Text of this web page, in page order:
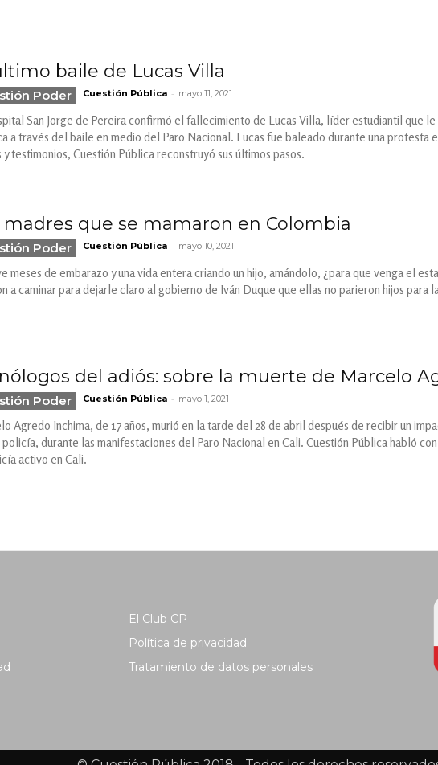
baile de Lucas Villa
Poder Cuestión Pública - mayo 11, 2021
San Jorge de Pereira confirmó el fallecimiento de Lucas Villa, líder estudiantil que
a través del baile en medio del Paro Nacional. Lucas fue baleado durante una protesta
y testimonios, Cuestión Pública reconstruyó sus últimos pasos.
madres que se mamaron en Colombia
Poder Cuestión Pública - mayo 10, 2021
meses de embarazo y una vida entera criando un hijo, amándolo, ¿para que venga el
a caminar para dejarle claro al gobierno de Iván Duque que ellas no parieron hijos para
del adiós: sobre la muerte de Marcelo
Poder Cuestión Pública - mayo 1, 2021
Agredo Inchima, de 17 años, murió en la tarde del 28 de abril después de recibir un
durante las manifestaciones del Paro Nacional en Cali. Cuestión Pública habló
activo en Cali.
El Club CP
Política de privacidad
Tratamiento de datos personales